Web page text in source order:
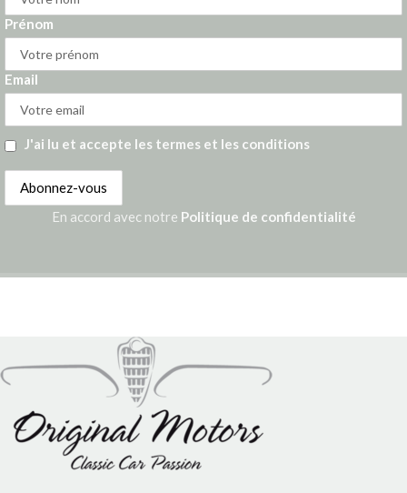
Prénom
Email
J'ai lu et accepte les termes et les conditions
En accord avec notre Politique de confidentialité